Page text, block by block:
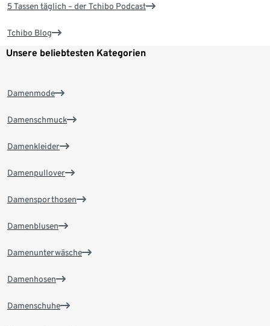
5 Tassen täglich – der Tchibo Podcast
Tchibo Blog
Unsere beliebtesten Kategorien
Damenmode
Damenschmuck
Damenkleider
Damenpullover
Damensporthosen
Damenblusen
Damenunterwäsche
Damenhosen
Damenschuhe